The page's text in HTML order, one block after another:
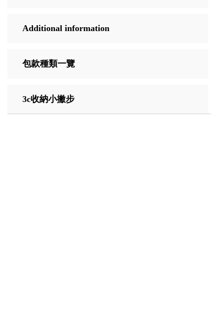
Additional information
包款種類一覽
3c收納小撇步